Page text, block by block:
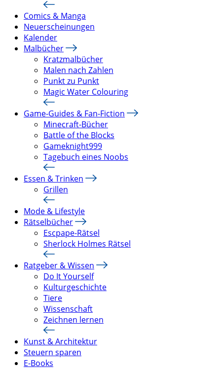
Comics & Manga
Neuerscheinungen
Kalender
Malbücher
Kratzmalbücher
Malen nach Zahlen
Punkt zu Punkt
Magic Water Colouring
Game-Guides & Fan-Fiction
Minecraft-Bücher
Battle of the Blocks
Gameknight999
Tagebuch eines Noobs
Essen & Trinken
Grillen
Mode & Lifestyle
Rätselbücher
Escpape-Rätsel
Sherlock Holmes Rätsel
Ratgeber & Wissen
Do It Yourself
Kulturgeschichte
Tiere
Wissenschaft
Zeichnen lernen
Kunst & Architektur
Steuern sparen
E-Books